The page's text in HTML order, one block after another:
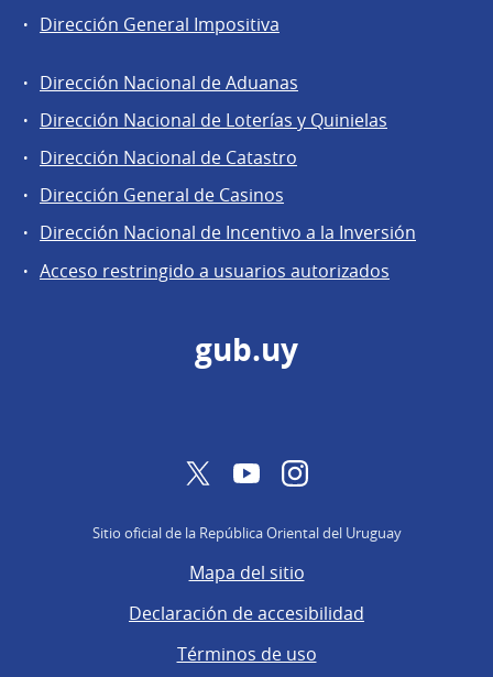
Dirección General Impositiva
Áreas
de
la
Dirección
General
de
Secretaría
Dirección Nacional de Aduanas
Dirección Nacional de Loterías y Quinielas
Dirección Nacional de Catastro
Dirección General de Casinos
Dirección Nacional de Incentivo a la Inversión
Acceso restringido a usuarios autorizados
gub.uy
TwitterYouTubeInstagram
Sitio oficial de la República Oriental del Uruguay
Mapa del sitio
Declaración de accesibilidad
Términos de uso